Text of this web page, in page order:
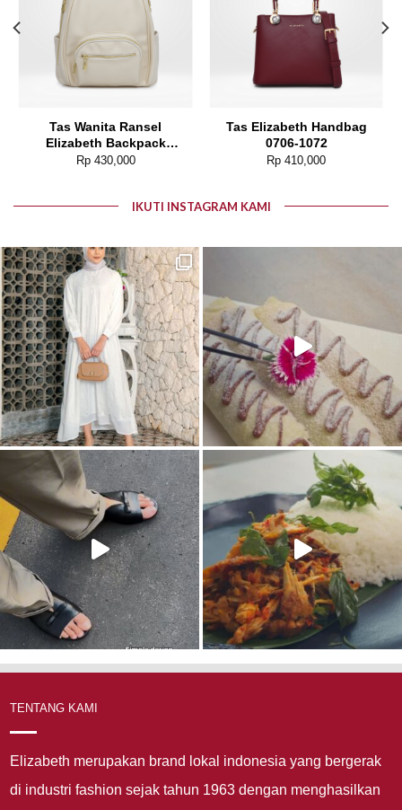
Tas Wanita Ransel
Elizabeth Backpack
0055-5094
Rp430,000
Tas Elizabeth Handbag
0706-1072
Rp 410,000
IKUTI INSTAGRAM KAMI
TENTANG KAMI
Elizabeth merupakan brand lokal indonesia yang bergerak
di industri fashion sejak tahun 1963 dengan menghasilkan